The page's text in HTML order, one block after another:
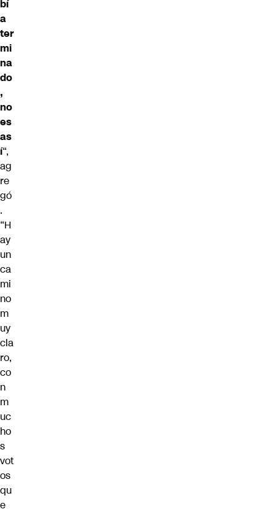
bí
a
ter
mi
na
do
,
no
es
as
í“,
ag
re
gó
.
“H
ay
un
ca
mi
no
m
uy
cla
ro,
co
n
m
uc
ho
s
vot
os
qu
e